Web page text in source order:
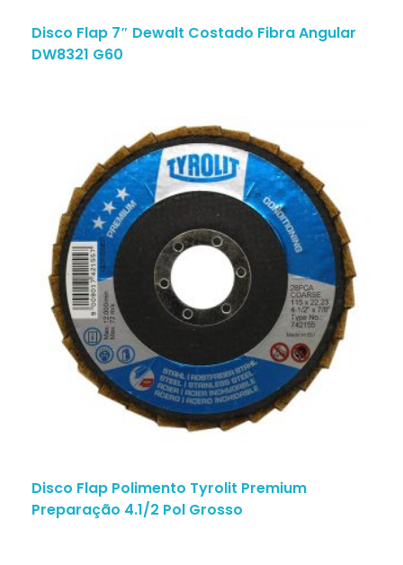
Disco Flap 7″ Dewalt Costado Fibra Angular
DW8321 G60
Disco Flap Polimento Tyrolit Premium
Preparação 4.1/2 Pol Grosso